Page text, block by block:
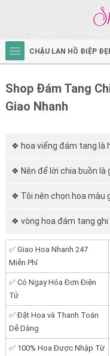
CHẬU LAN HỒ ĐIỆP
Shop Đám Tang
Giao Nhanh
❖ hoa viếng đám tang là
❖ Nên để lời chia buồn là
❖ Tôi nên chọn hoa màu
❖ vòng hoa đám tang ghi
✅ Giao Hoa Nhanh 247
Miễn Phí
✅ Có Ngay Hóa Đơn Điện
Tử
✅ Đặt Hoa và Thanh Toán
Dễ Dàng
✅ 100% Hoa Được Nhập Từ